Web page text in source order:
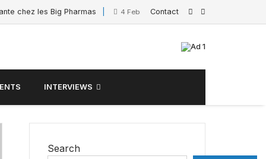
chez les Big Pharmas 4 February 2025 Interview de Sacha
Contact
INTERVIEWS
Search